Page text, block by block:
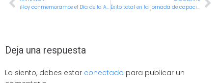
¡Hoy conmemoramos el Día de la Afrocolombianidad! Éxito total en la jornada de capacitación sobre gestión integral de bienes muebles en las IEO
Deja una respuesta
Lo siento, debes estar conectado para publicar un